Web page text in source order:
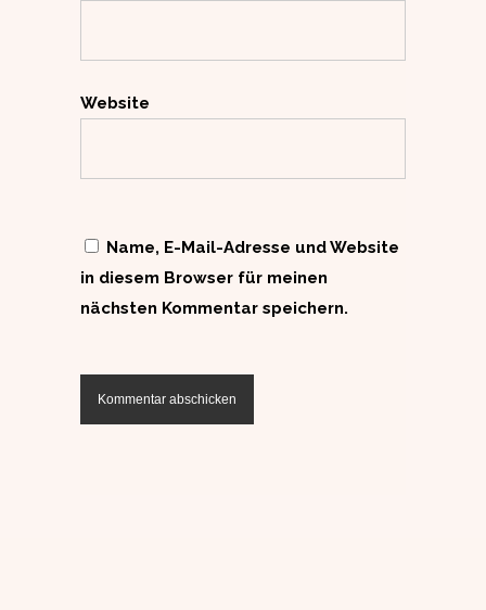
Website
Name, E-Mail-Adresse und Website
in diesem Browser für meinen
nächsten Kommentar speichern.